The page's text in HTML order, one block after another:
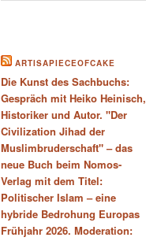
ARTISAPIECEOFCAKE
Die Kunst des Sachbuchs:
Gespräch mit Heiko Heinisch,
Historiker und Autor. "Der
Civilization Jihad der
Muslimbruderschaft" – das
neue Buch beim Nomos-
Verlag mit dem Titel:
Politischer Islam – eine
hybride Bedrohung Europas
Frühjahr 2026. Moderation: